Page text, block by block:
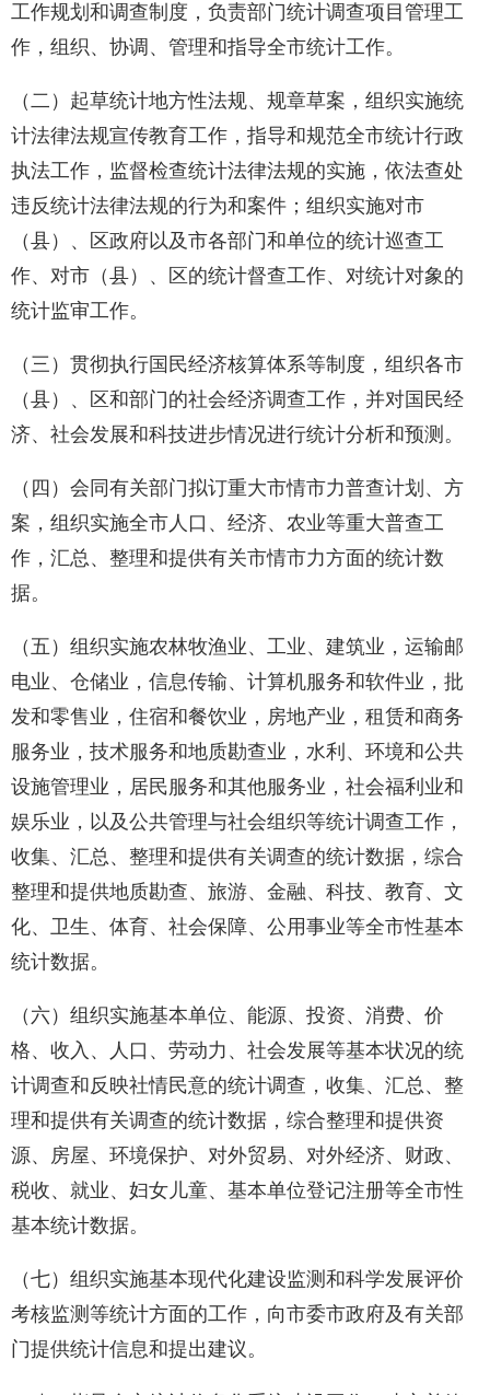
工作规划和调查制度，负责部门统计调查项目管理工
作，组织、协调、管理和指导全市统计工作。
（二）起草统计地方性法规、规章草案，组织实施统
计法律法规宣传教育工作，指导和规范全市统计行政
执法工作，监督检查统计法律法规的实施，依法查处
违反统计法律法规的行为和案件；组织实施对市
（县）、区政府以及市各部门和单位的统计巡查工
作、对市（县）、区的统计督查工作、对统计对象的
统计监审工作。
（三）贯彻执行国民经济核算体系等制度，组织各市
（县）、区和部门的社会经济调查工作，并对国民经
济、社会发展和科技进步情况进行统计分析和预测。
（四）会同有关部门拟订重大市情市力普查计划、方
案，组织实施全市人口、经济、农业等重大普查工
作，汇总、整理和提供有关市情市力方面的统计数
据。
（五）组织实施农林牧渔业、工业、建筑业，运输邮
电业、仓储业，信息传输、计算机服务和软件业，批
发和零售业，住宿和餐饮业，房地产业，租赁和商务
服务业，技术服务和地质勘查业，水利、环境和公共
设施管理业，居民服务和其他服务业，社会福利业和
娱乐业，以及公共管理与社会组织等统计调查工作，
收集、汇总、整理和提供有关调查的统计数据，综合
整理和提供地质勘查、旅游、金融、科技、教育、文
化、卫生、体育、社会保障、公用事业等全市性基本
统计数据。
（六）组织实施基本单位、能源、投资、消费、价
格、收入、人口、劳动力、社会发展等基本状况的统
计调查和反映社情民意的统计调查，收集、汇总、整
理和提供有关调查的统计数据，综合整理和提供资
源、房屋、环境保护、对外贸易、对外经济、财政、
税收、就业、妇女儿童、基本单位登记注册等全市性
基本统计数据。
（七）组织实施基本现代化建设监测和科学发展评价
考核监测等统计方面的工作，向市委市政府及有关部
门提供统计信息和提出建议。